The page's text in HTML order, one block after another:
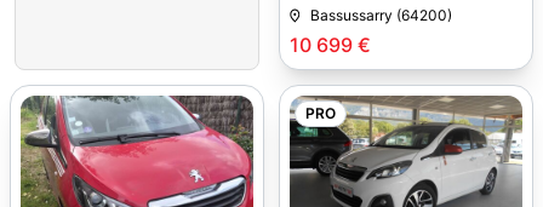
10 699 €
Bassussarry (64200)
PRO